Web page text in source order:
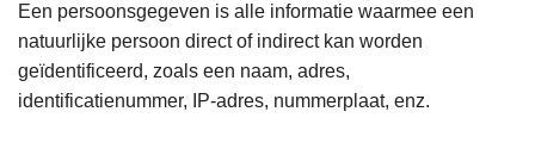
Een persoonsgegeven is alle informatie waarmee een
natuurlijke persoon direct of indirect kan worden
geïdentificeerd, zoals een naam, adres,
identificatienummer, IP-adres, nummerplaat, enz.